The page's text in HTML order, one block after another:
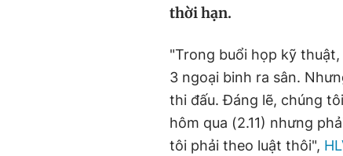
thời hạn.
"Trong buổi họp kỹ
3 ngoại binh ra sân.
thi đấu. Đáng lẽ, chúng
hôm qua (2.11) nhưng
tôi phải theo luật thôi",